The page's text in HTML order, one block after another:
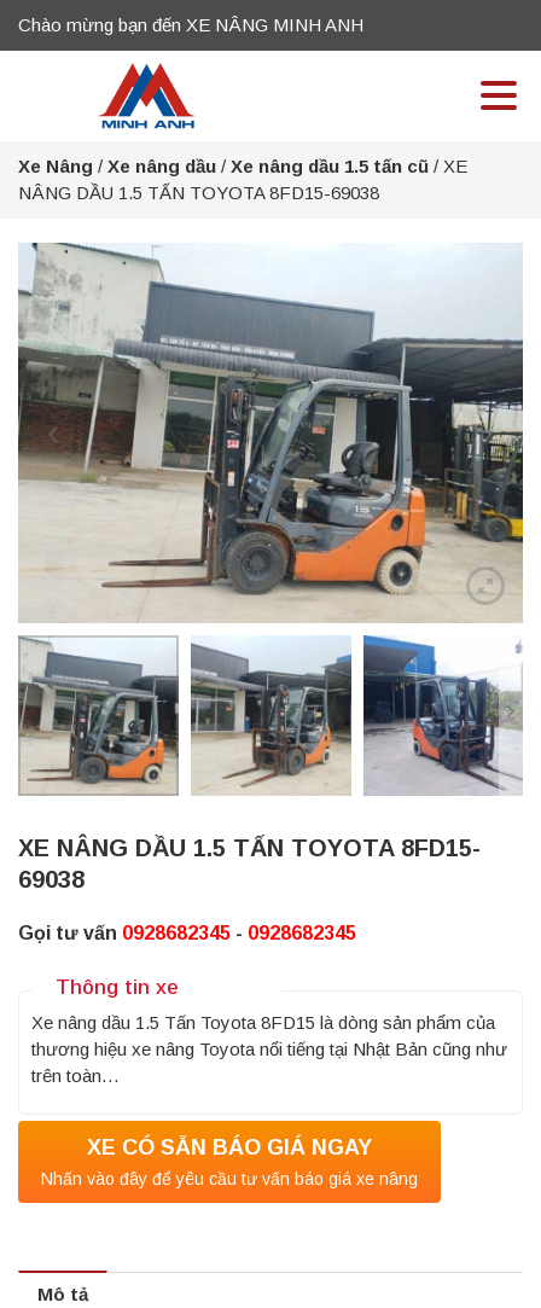
Chào mừng bạn đến XE NÂNG MINH ANH
Xe Nâng / Xe nâng dầu / Xe nâng dầu 1.5 tấn cũ / XE
NÂNG DẦU 1.5 TẤN TOYOTA 8FD15-69038
XE NÂNG DẦU 1.5 TẤN TOYOTA 8FD15-
69038
Gọi tư vấn 0928682345 - 0928682345
Thông tin xe
Xe nâng dầu 1.5 Tấn Toyota 8FD15 là dòng sản phẩm của
thương hiệu xe nâng Toyota nổi tiếng tại Nhật Bản cũng như
trên toàn…
XE CÓ SẴN BÁO GIÁ NGAY
Nhấn vào đây để yêu cầu tư vấn báo giá xe nâng
Mô tả